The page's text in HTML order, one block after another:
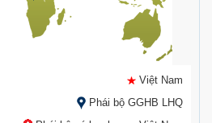
Việt Nam
Phái bộ GGHB LHQ